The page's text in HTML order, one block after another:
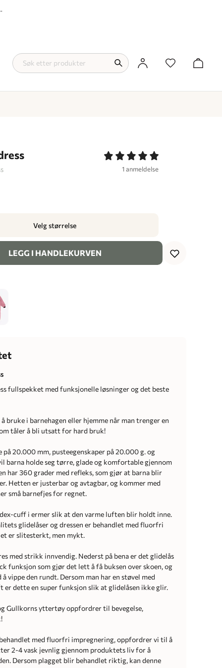
1 anmeldelse
Velg størrelse
LEGG I HANDLEKURVEN
fullspekket med funksjonelle løsninger og det beste
bruke i barnehagen eller hjemme når man trenger en
tåler å bli utsatt for hard bruk!
på 20.000 mm, pusteegenskaper på 20.000 g. og
barna holde seg tørre, glade og komfortable gjennom
har 360 grader med refleks, som gjør at barna blir
Hetten er justerbar og avtagbar, og kommer med
små barnefjes for regnet.
cuff i ermer slik at den varme luften blir holdt inne.
glidelåser og dressen er behandlet med fluorfri
er slitesterkt, men mykt.
med strikk innvendig. Nederst på bena er det glidelås
funksjon som gjør det lett å få buksen over skoen, og
å vippe den rundt. Dersom man har en støvel med
er dette en super funksjon slik at glidelåsen ikke glir.
Gullkorns yttertøy oppfordrer til bevegelse,
behandlet med fluorfri impregnering, oppfordrer vi til å
2-4 vask jevnlig gjennom produktets liv for å
Dersom plagget blir behandlet riktig, kan denne